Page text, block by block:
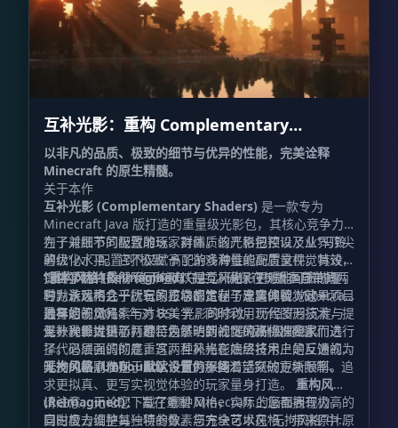
互补光影：重构 Complementary
Shaders - Reimagined
以非凡的品质、极致的细节与优异的性能，完美诠释
Minecraft 的原生精髓。
关于本作
互补光影 (Complementary Shaders) 是一款专为
Minecraft Java 版打造的重量级光影包，其核心竞争力
在于对细节的极致雕琢、对画质的严格把控以及业界顶尖
的优化水平。它不仅赋予了游戏海量的高质量视觉特效，
提供了两种截然不同的默认视觉风格，更难能可贵的是，
它为游戏内几乎所有的方块都定制了专属的视觉效果。
为了兼顾不同配置的玩家群体，该光影包预设了从“马铃
薯级”入门配置到“极致”高配的多种性能配置文件。其设
计哲学始终贯彻“绝不喧宾夺主”，确保在提升画质的同
时，永远不会干扰玩家正常的生存与建造体验。这一项目
最早始于 2018 年对 BSL 光影的修改，历经岁月沉淀与
无数次重大更新，甚至为了达到社区的高标准要求而进行
了代码层面的彻底重写。互补光影始终将用户的反馈视为
开发的最高准则，直至今日仍保持着活跃的更新频率。
“重构风格 (Reimagined)”是互补光影 r5 版本自带的两
种默认风格之一。它的核心宗旨在于忠实保留 Minecraft
独有的视觉元素与方块美学，同时利用现代图形技术，提
供一种经过精心打磨、焕然一新的“原版升级”质感。
选择您的风格
互补光影提供了两种特色鲜明的视觉风格供探险家们选
择。必须强调的是，这两种风格在底层技术上是互通的，
唯一的区别仅在于默认设置的不同：
无拘风格 (Unbound)：专为那些渴望突破方块限制、追
求更拟真、更写实视觉体验的玩家量身打造。 重构风格
(Reimagined)：旨在重塑 Minecraft 的画面表现力，
同时极力维护其独特的像素与方块艺术风格，带来原汁原
请注意，无论您下载了哪种风格，实际上您都拥有极高的
自由度去调整每一项参数。您完全可以在“无拘风格”中将